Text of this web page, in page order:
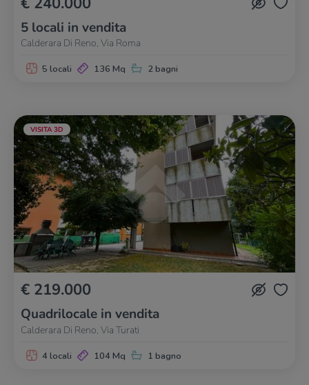
5 locali in vendita
Calderara Di Reno, Via Roma
5 locali 136 Mq 2 bagni
VISITA 3D
€ 219.000
Quadrilocale in vendita
Calderara Di Reno, Via Turati
4 locali 104 Mq 1 bagno